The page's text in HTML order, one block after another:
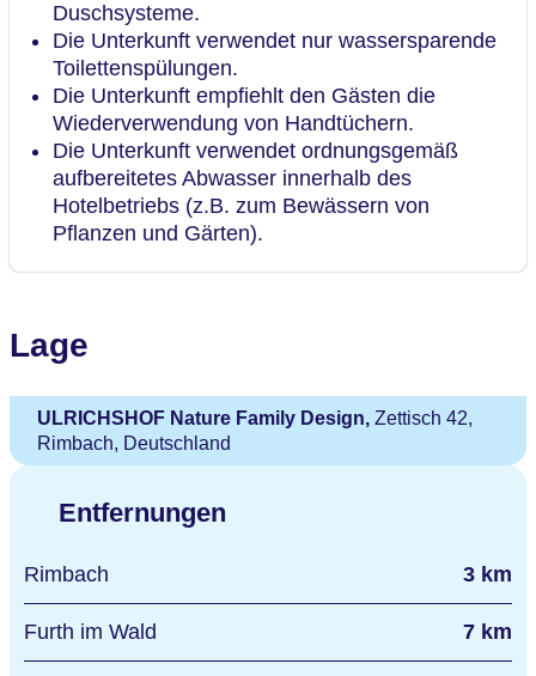
Duschsysteme.
Die Unterkunft verwendet nur wassersparende
Toilettenspülungen.
Die Unterkunft empfiehlt den Gästen die
Wiederverwendung von Handtüchern.
Die Unterkunft verwendet ordnungsgemäß
aufbereitetes Abwasser innerhalb des
Hotelbetriebs (z.B. zum Bewässern von
Pflanzen und Gärten).
Lage
ULRICHSHOF Nature Family Design, Zettisch 42,
Rimbach, Deutschland
Entfernungen
Rimbach 3 km
Furth im Wald 7 km